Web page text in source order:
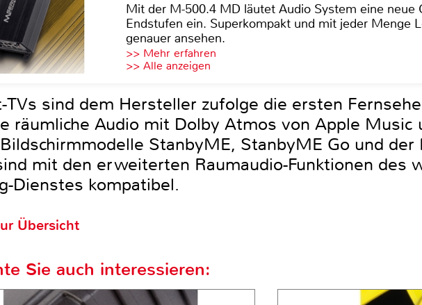
Mit der M-500.4 MD läutet Audio System eine neue
Endstufen ein. Superkompakt und mit jeder Menge
genauer ansehen.
>> Mehr erfahren
>> Alle anzeigen
TVs sind dem Hersteller zufolge die ersten
räumliche Audio mit Dolby Atmos von Apple Music
StanbyME, StanbyME Go und
mit den erweiterten Raumaudio-Funktionen des
Dienstes kompatibel.
Übersicht
Sie auch interessieren: